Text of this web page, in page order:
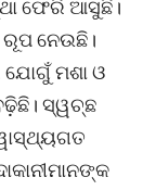
ଫେରି ଆସୁଛି।
ନେଉଛି।
ଯୋଗୁଁ ମଶା ଓ
ସ୍ୱଚ୍ଛ